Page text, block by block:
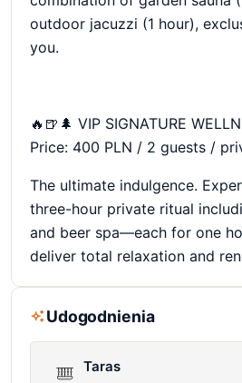
outdoor jacuzzi (1 hour),
you.
🔥🍺🌲 VIP SIGNATURE
Price: 400 PLN / 2 guests /
The ultimate indulgence.
three-hour private ritual
and beer spa—each for one
deliver total relaxation and
Udogodnienia
Taras